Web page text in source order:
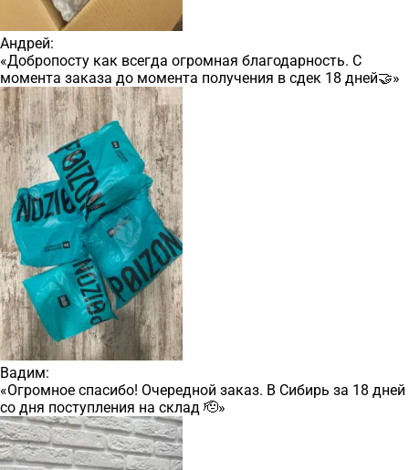
Андрей:
«Добропосту как всегда огромная благодарность. С
момента заказа до момента получения в сдек 18 дней🤝»
Вадим:
«Огромное спасибо! Очередной заказ. В Сибирь за 18 дней
со дня поступления на склад 🫡»